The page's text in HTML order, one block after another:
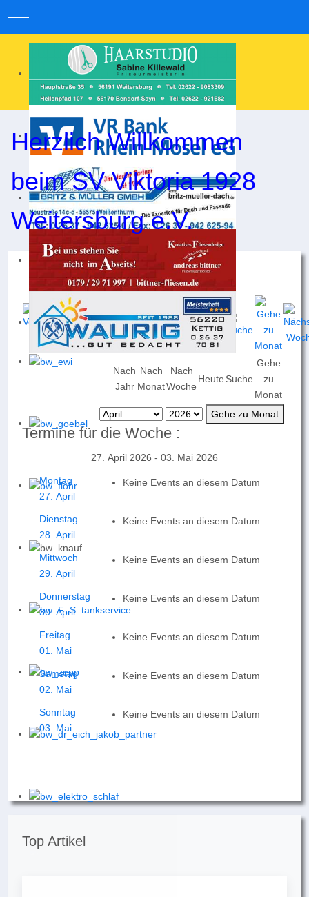
Mobile Menu Toggle
Herzlich Willkommen
beim SV Viktoria 1928
Weitersburg e.V.
Nach
Jahr
Nach
Monat
Nach
Woche
Heute Suche
Gehe
zu
Monat
Gehe zu Monat
Termine für die Woche :
27. April 2026 - 03. Mai 2026
Montag
27. April
Keine Events an diesem Datum
Dienstag
28. April
Keine Events an diesem Datum
Mittwoch
29. April
Keine Events an diesem Datum
Donnerstag
30. April
Keine Events an diesem Datum
Freitag
01. Mai
Keine Events an diesem Datum
Samstag
02. Mai
Keine Events an diesem Datum
Sonntag
03. Mai
Keine Events an diesem Datum
Top Artikel